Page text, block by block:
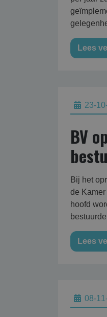
Lees
23-
BV
Bij het
de
hoofd
Lees
08-